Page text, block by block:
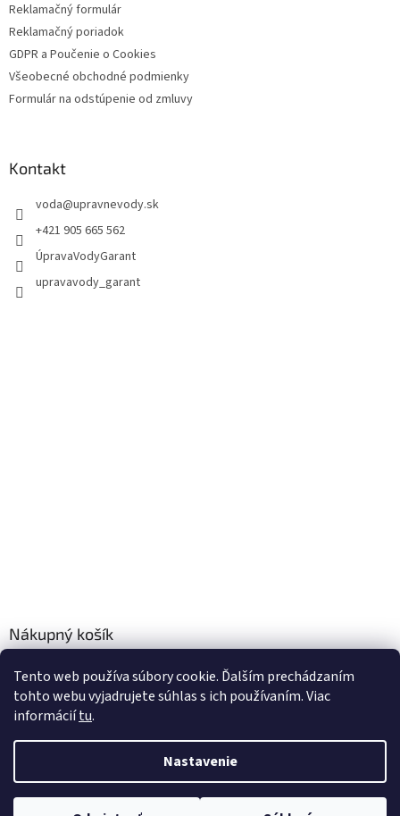
Tento web používa súbory cookie. Ďalším prechádzaním
tohto webu vyjadrujete súhlas s ich používaním. Viac
informáciítu.
Nastavenie
Reklamačný formulár
Reklamačný poriadok
GDPR a Poučenie o Cookies
Všeobecné obchodné podmienky
Formulár na odstúpenie od zmluvy
Kontakt
voda@upravnevody.sk
+421 905 665 562
ÚpravaVodyGarant
upravavody_garant
Nákupný košík
0KS /€0
Vytvoril Shoptet
Copyright 2026Úpravnevody.sk. Všetky práva vyhradené.